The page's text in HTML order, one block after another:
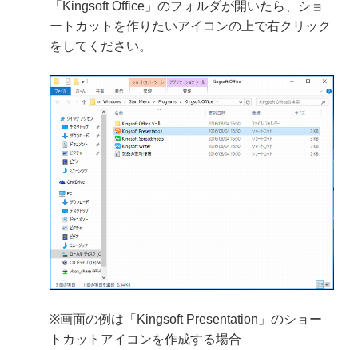
「Kingsoft Office」のフォルダが開いたら、ショ
ートカットを作りたいアイコンの上で右クリック
をしてください。
※画面の例は「Kingsoft Presentation」のショー
トカットアイコンを作成する場合